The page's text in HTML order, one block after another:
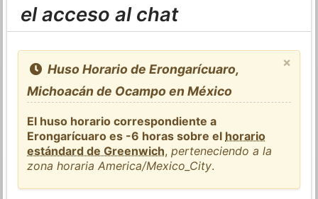
el acceso al chat
×
Huso Horario de Erongarícuaro,
Michoacán de Ocampo en México
El huso horario correspondiente a
Erongarícuaro es -6 horas sobre el horario
estándard de Greenwich,perteneciendo a la
zona horaria America/Mexico_City.